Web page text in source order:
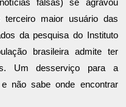
falsas) se agravou
maior usuário das
da pesquisa do Instituto
brasileira admite ter
Um desserviço para a
não sabe onde encontrar